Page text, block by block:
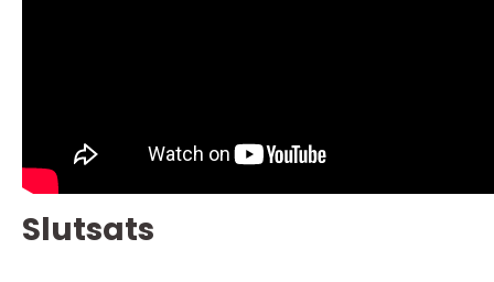
Slutsats